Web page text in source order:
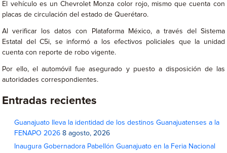
El vehículo es un Chevrolet Monza color rojo, mismo que cuenta con
placas de circulación del estado de Querétaro.
Al verificar los datos con Plataforma México, a través del Sistema
Estatal del C5i, se informó a los efectivos policiales que la unidad
cuenta con reporte de robo vigente.
Por ello, el automóvil fue asegurado y puesto a disposición de las
autoridades correspondientes.
Entradas recientes
Guanajuato lleva la identidad de los destinos Guanajuatenses a la
FENAPO 2026 8 agosto, 2026
Inaugura Gobernadora Pabellón Guanajuato en la Feria Nacional